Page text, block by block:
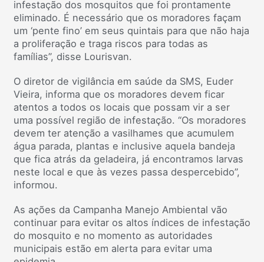
infestação dos mosquitos que foi prontamente
eliminado. É necessário que os moradores façam
um ‘pente fino’ em seus quintais para que não haja
a proliferação e traga riscos para todas as
famílias”, disse Lourisvan.
O diretor de vigilância em saúde da SMS, Euder
Vieira, informa que os moradores devem ficar
atentos a todos os locais que possam vir a ser
uma possível região de infestação. “Os moradores
devem ter atenção a vasilhames que acumulem
água parada, plantas e inclusive aquela bandeja
que fica atrás da geladeira, já encontramos larvas
neste local e que às vezes passa despercebido”,
informou.
As ações da Campanha Manejo Ambiental vão
continuar para evitar os altos índices de infestação
do mosquito e no momento as autoridades
municipais estão em alerta para evitar uma